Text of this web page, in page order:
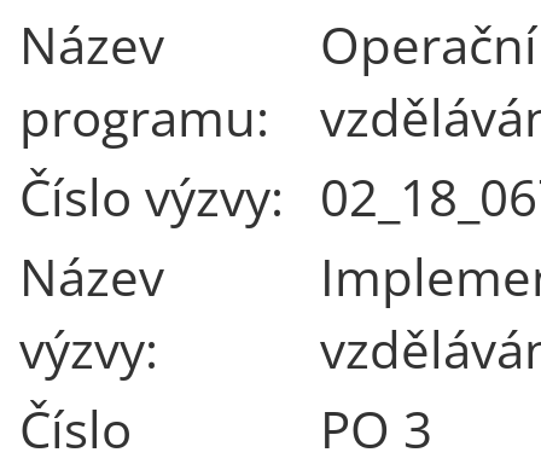
Název
programu:
Číslo výzvy:
Název
výzvy:
Číslo
PO 3